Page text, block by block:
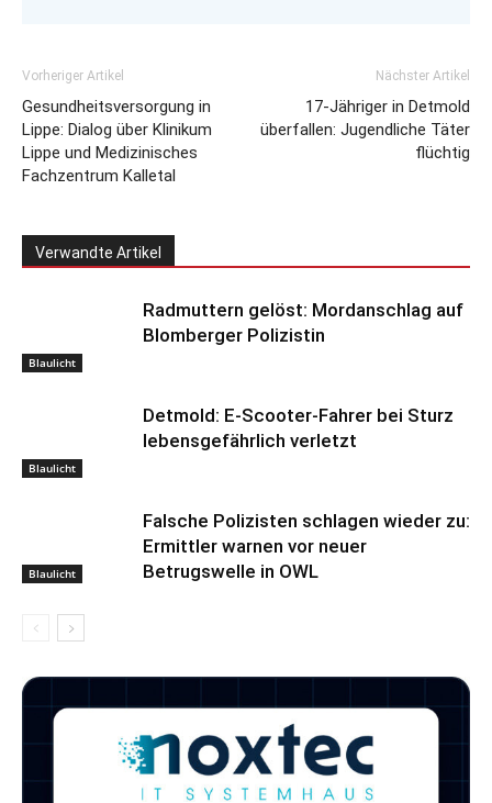
Vorheriger Artikel
Gesundheitsversorgung in
Lippe: Dialog über Klinikum
Lippe und Medizinisches
Fachzentrum Kalletal
Nächster Artikel
17-Jähriger in Detmold
überfallen: Jugendliche Täter
flüchtig
Verwandte Artikel
Blaulicht
Radmuttern gelöst: Mordanschlag auf
Blomberger Polizistin
Blaulicht
Detmold: E-Scooter-Fahrer bei Sturz
lebensgefährlich verletzt
Blaulicht
Falsche Polizisten schlagen wieder zu:
Ermittler warnen vor neuer
Betrugswelle in OWL